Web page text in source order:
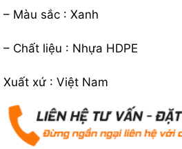
– Màu sắc : Xanh
– Chất liệu : Nhựa HDPE
Xuất xứ : Việt Nam